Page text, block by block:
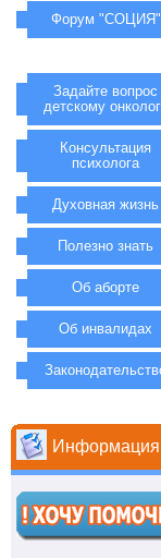
Форум "СОЦИЯ"
Задайте вопрос
детскому
Консультация
психолога
Духовная жизнь
Полезно знать
Об аборте
Об инвалидах
Информация